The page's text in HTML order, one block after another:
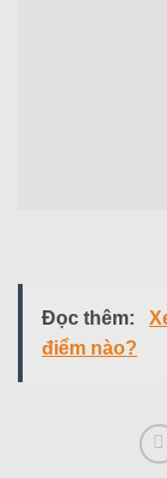
Đọc thêm:
điểm nào?